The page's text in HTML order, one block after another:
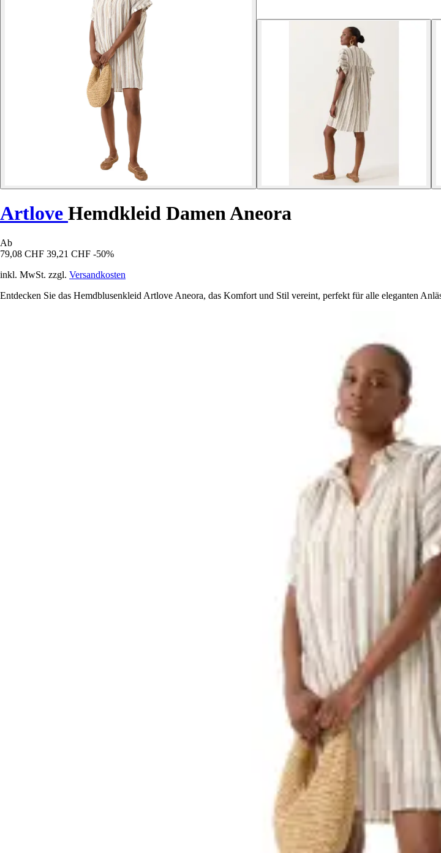
Artlove Hemdkleid Damen Aneora
Ab
79,08 CHF 39,21 CHF -50%
inkl. MwSt. zzgl. Versandkosten
Entdecken Sie das Hemdblusenkleid Artlove Aneora, das Komfort und Stil vereint, perfekt für alle eleganten